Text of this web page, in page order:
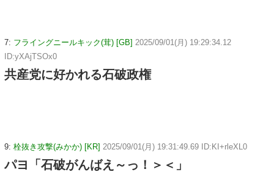
7: フライングニールキック(茸) [GB] 2025/09/01(月) 19:29:34.12
ID:yXAjTSOx0
共産党に好かれる石破政権
9: 栓抜き攻撃(みかか) [KR] 2025/09/01(月) 19:31:49.69 ID:KI+rleXL0
パヨ「石破がんばえ～っ！＞＜」